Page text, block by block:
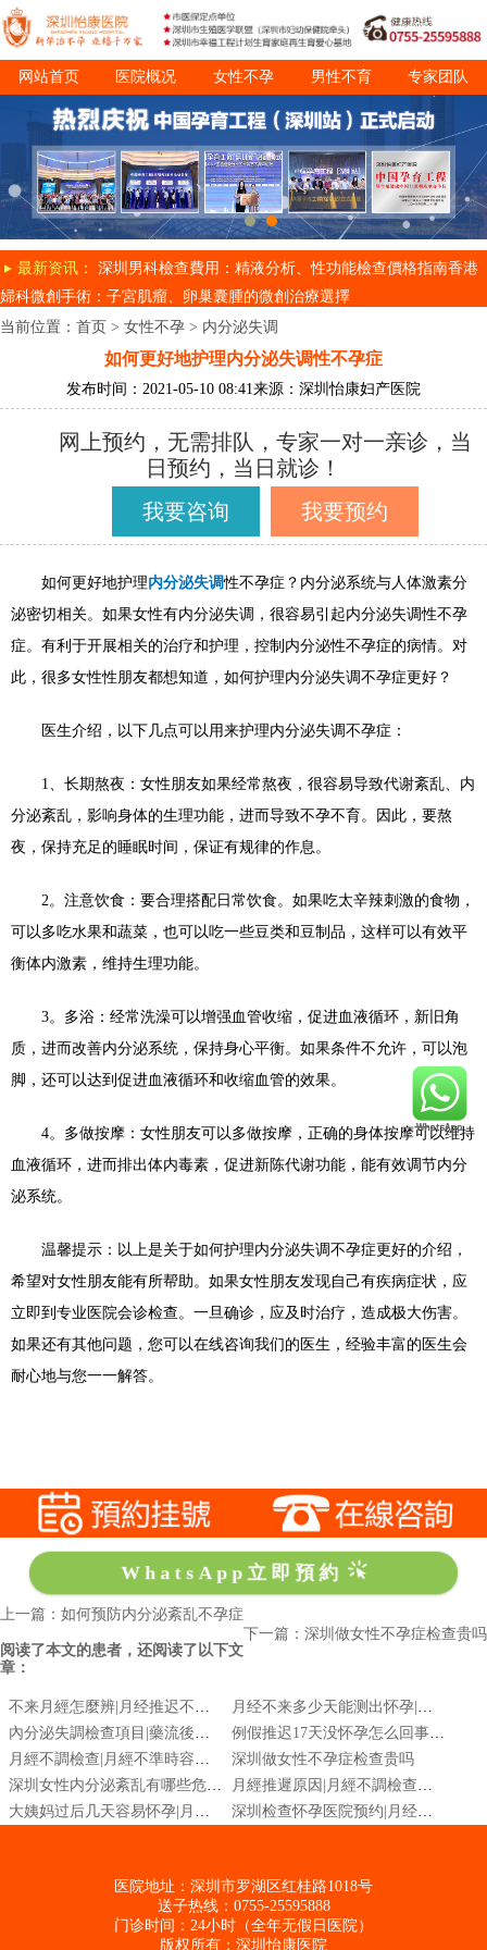
网站首页 医院概况 女性不孕 男性不育 专家团队
诊疗项目 就医指南
最新资讯： 深圳男科檢查費用：精液分析、性功能檢查價格指南香港
婦科微創手術：子宮肌瘤、卵巢囊腫的微創治療選擇
当前位置： 首页 > 女性不孕 > 内分泌失调
如何更好地护理内分泌失调性不孕症
发布时间：2021-05-10 08:41来源：深圳怡康妇产医院
网上预约，无需排队，专家一对一亲诊，当
日预约，当日就诊！
我要咨询
我要预约
如何更好地护理内分泌失调性不孕症？内分泌系统与人体激素分
泌密切相关。如果女性有内分泌失调，很容易引起内分泌失调性不孕
症。有利于开展相关的治疗和护理，控制内分泌性不孕症的病情。对
此，很多女性性朋友都想知道，如何护理内分泌失调不孕症更好？
医生介绍，以下几点可以用来护理内分泌失调不孕症：
1、长期熬夜：女性朋友如果经常熬夜，很容易导致代谢紊乱、内
分泌紊乱，影响身体的生理功能，进而导致不孕不育。因此，要熬
夜，保持充足的睡眠时间，保证有规律的作息。
2。注意饮食：要合理搭配日常饮食。如果吃太辛辣刺激的食物，
可以多吃水果和蔬菜，也可以吃一些豆类和豆制品，这样可以有效平
衡体内激素，维持生理功能。
3。多浴：经常洗澡可以增强血管收缩，促进血液循环，新旧角
质，进而改善内分泌系统，保持身心平衡。如果条件不允许，可以泡
脚，还可以达到促进血液循环和收缩血管的效果。
4。多做按摩：女性朋友可以多做按摩，正确的身体按摩可以维持
血液循环，进而排出体内毒素，促进新陈代谢功能，能有效调节内分
泌系统。
温馨提示：以上是关于如何护理内分泌失调不孕症更好的介绍，
希望对女性朋友能有所帮助。如果女性朋友发现自己有疾病症状，应
立即到专业医院会诊检查。一旦确诊，应及时治疗，造成极大伤害。
如果还有其他问题，您可以在线咨询我们的医生，经验丰富的医生会
耐心地与您一一解答。
WhatsApp立即預約
上一篇：如何预防内分泌紊乱不孕症
下一篇：深圳做女性不孕症检查贵吗
阅读了本文的患者，还阅读了以下文
章：
深圳做女性不孕症检查贵吗
医院地址：深圳市罗湖区红桂路1018号
送子热线：0755-25595888
门诊时间：24小时（全年无假日医院）
版权所有：深圳怡康医院